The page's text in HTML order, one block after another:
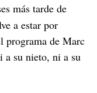
más tarde de
a estar por
programa de Marc
a su nieto, ni a su